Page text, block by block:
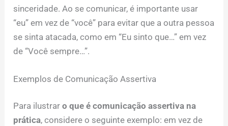
sinceridade. Ao se comunicar, é importante usar
“eu” em vez de “você” para evitar que a outra pessoa
se sinta atacada, como em “Eu sinto que…” em vez
de “Você sempre…”.
Exemplos de Comunicação Assertiva
Para ilustraro que é comunicação assertiva na
prática, considere o seguinte exemplo: em vez de